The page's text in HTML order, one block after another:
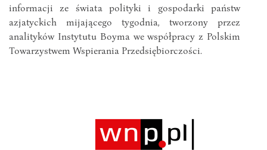
informacji ze świata polityki i gospodarki państw
azjatyckich mijającego tygodnia, tworzony przez
analityków Instytutu Boyma we współpracy z Polskim
Towarzystwem Wspierania Przedsiębiorczości.